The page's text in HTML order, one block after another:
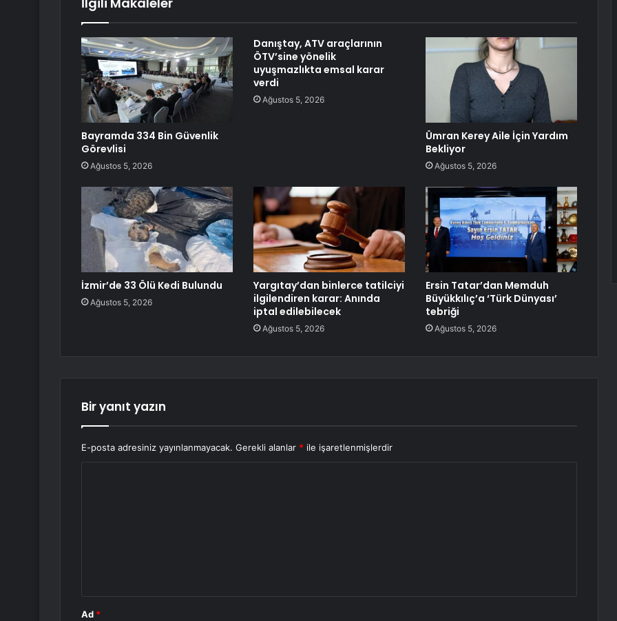
Bayramda 334 Bin Güvenlik
Görevlisi
Ağustos 5, 2026
Danıştay, ATV araçlarının
ÖTV’sine yönelik
uyuşmazlıkta emsal karar
verdi
Ağustos 5, 2026
Ümran Kerey Aile İçin Yardım
Bekliyor
Ağustos 5, 2026
İzmir’de 33 Ölü Kedi Bulundu
Ağustos 5, 2026
Yargıtay’dan binlerce tatilciyi
ilgilendiren karar: Anında
iptal edilebilecek
Ağustos 5, 2026
Ersin Tatar’dan Memduh
Büyükkılıç’a ‘Türk Dünyası’
tebriği
Ağustos 5, 2026
Bir yanıt yazın
E-posta adresiniz yayınlanmayacak. Gerekli alanlar * ile işaretlenmişlerdir
Ad *